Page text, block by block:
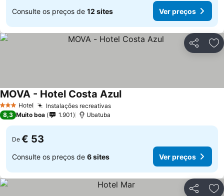
Consulte os preços de 12 sites Ver preços
Partilhar
3 EstrelasHotel Instalações recreativas
MOVA - Hotel Costa Azul
8,3 Muito boa 1.901 Ubatuba
De € 53
Consulte os preços de 6 sites Ver preços
Partilhar